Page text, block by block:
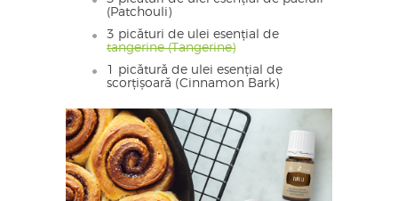
(Patchouli)
3 picături de ulei esențial de
tangerine (Tangerine)
1 picătură de ulei esențial de
scorțișoară (Cinnamon Bark)